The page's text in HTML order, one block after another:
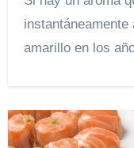
amarillo en los